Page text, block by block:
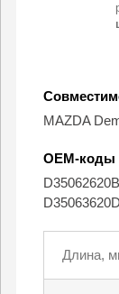
MAZDA
OEM-коды
D35062620B
D35063620D
Длина,